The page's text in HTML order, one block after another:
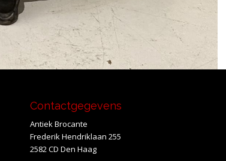
Contactgegevens
Antiek Brocante
Frederik Hendriklaan 255
2582 CD Den Haag